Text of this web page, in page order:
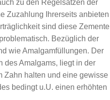
zu den Regelsätzen der
Zuzahlung Ihrerseits anbieten
sind diese Zemente
Bezüglich der
wie Amalgamfüllungen. Der
des Amalgams, liegt in der
Zahn halten und eine gewisse
bedingt u.U. einen erhöhten